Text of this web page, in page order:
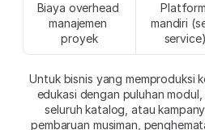
Biaya overhead
manajemen
proyek
Platform
mandiri
service)
Untuk bisnis yang memproduksi
edukasi dengan puluhan
seluruh katalog, atau
pembaruan musiman,